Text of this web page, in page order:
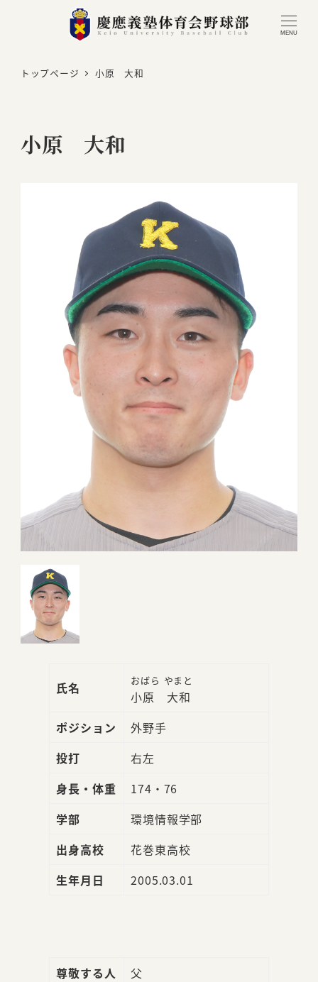
MENU
トップページ 小原 大和
小原 大和
氏名 おばら やまと
小原 大和
ポジション
外野手
投打
右左
身長・体重
174・76
学部
環境情報学部
出身高校
花巻東高校
生年月日
2005.03.01
尊敬する人
父